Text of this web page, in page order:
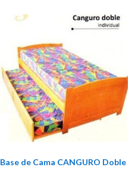
Base de Cama CANGURO Doble